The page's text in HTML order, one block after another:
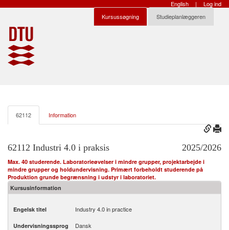
English |
Log ind
Kursussøgning
Studieplanlæggeren
62112 Information
62112 Industri 4.0 i praksis 2025/2026
Max. 40 studerende. Laboratorieøvelser i mindre grupper, projektarbejde i
mindre grupper og holdundervisning. Primært forbeholdt studerende på
Produktion grunde begrænsning i udstyr i laboratoriet.
Kursusinformation
Engelsk titel Industry 4.0 in practice
Undervisningssprog Dansk